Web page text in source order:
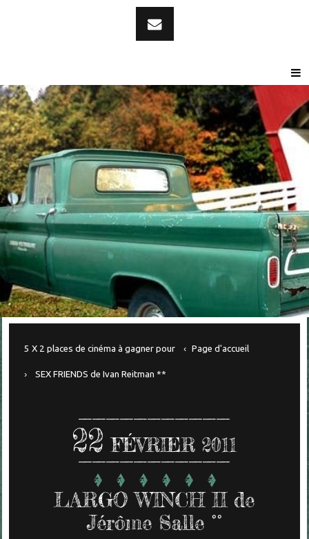
5 X 2 places de cinéma à gagner pour Page d'accueil
SEX FRIENDS de Ivan Reitman **
22 FÉVRIER 2011
LARGO WINCH II de
Jérôme Salle °°